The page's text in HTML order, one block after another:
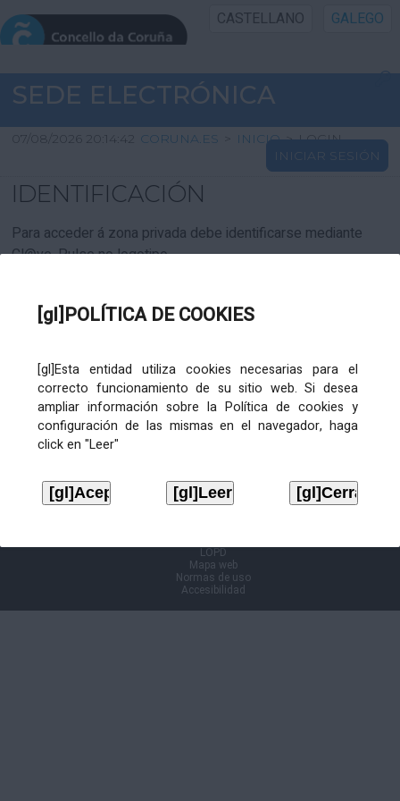
[gl]POLÍTICA DE COOKIES
[gl]Esta entidad utiliza cookies necesarias para el
correcto funcionamiento de su sitio web. Si desea
ampliar información sobre la Política de cookies y
configuración de las mismas en el navegador, haga
click en "Leer"
CASTELLANO GALEGO
INICIO SEDE
INICIO
INFORMACIÓN PÚBLICA
CARTAFOL CIDADÁN
SEDE ELECTRÓNICA
07/08/2026 20:14:42 CORUNA.ES > INICIO > LOGIN
INICIAR SESIÓN
IDENTIFICACIÓN
Para acceder á zona privada debe identificarse mediante
Cl@ve. Pulse no logotipo
LOPD
Mapa web
Normas de uso
Accesibilidad